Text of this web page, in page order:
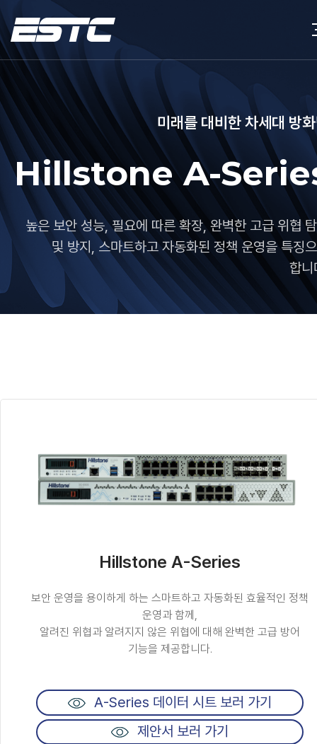
미래를 대비한 차세대 방
Hillstone A-
높은 보안 성능, 필요에 따른 확장, 완벽한 고급 위협
및 방지, 스마트하고 자동화된 정책 운영을 특징
합니
Hillstone A-Series
보안 운영을 용이하게 하는 스마트하고 자동화된 효율적인 정책
운영과 함께,
알려진 위협과 알려지지 않은 위협에 대해 완벽한 고급 방어
기능을 제공합니다.
A-Series 데이터 시트 보러 가기
제안서 보러 가기